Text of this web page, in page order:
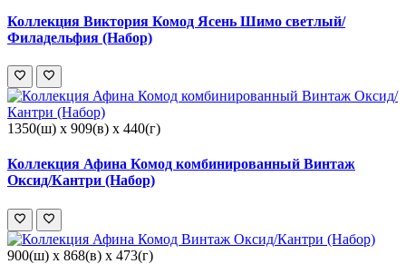
Коллекция Виктория Комод Ясень Шимо светлый/
Филадельфия (Набор)
1350(ш) x 909(в) x 440(г)
Коллекция Афина Комод комбинированный Винтаж
Оксид/Кантри (Набор)
900(ш) x 868(в) x 473(г)